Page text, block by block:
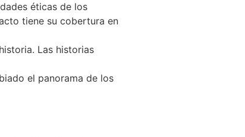
éticas de los
tiene su cobertura en
Las historias
el panorama de los